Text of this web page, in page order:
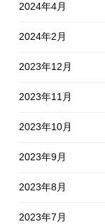
2024年4月
2024年2月
2023年12月
2023年11月
2023年10月
2023年9月
2023年8月
2023年7月